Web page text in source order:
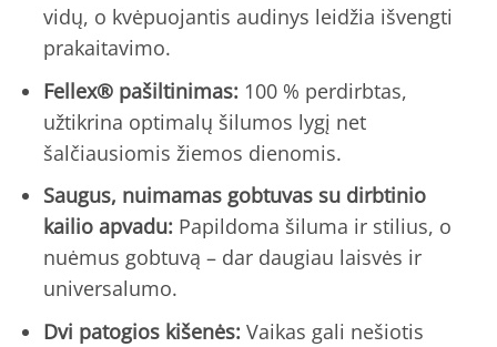
vidų, o kvėpuojantis audinys leidžia išvengti
prakaitavimo.
Fellex® pašiltinimas: 100 % perdirbtas,
užtikrina optimalų šilumos lygį net
šalčiausiomis žiemos dienomis.
Saugus, nuimamas gobtuvas su dirbtinio
kailio apvadu: Papildoma šiluma ir stilius, o
nuėmus gobtuvą – dar daugiau laisvės ir
universalumo.
Dvi patogios kišenės: Vaikas gali nešiotis